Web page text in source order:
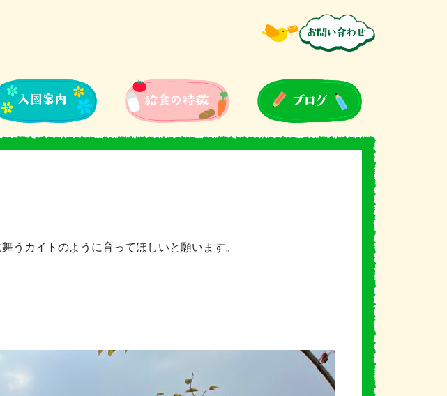
カイトのように育ってほしいと願います。